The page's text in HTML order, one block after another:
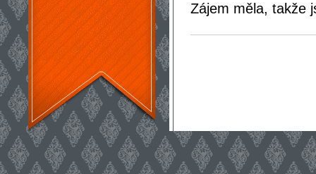
Zájem měla, takže